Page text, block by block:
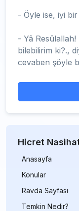
- Öyle ise, iyi
- Yâ
bilebilirim ki?.,
cevaben şöyle
Hicret
Anasayfa
Konular
Ravda Sayfası
Temkin Nedir?